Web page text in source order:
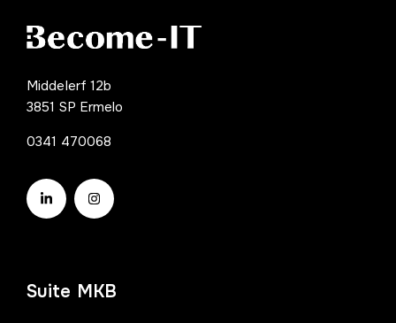
Middelerf 12b
3851 SP Ermelo
0341 470068
Suite MKB